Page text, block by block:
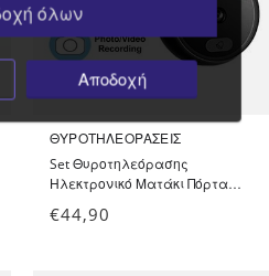
ΘΥΡΟΤΗΛΕΟΡΆΣΕΙΣ
Set Θυροτηλεόρασης
Ηλεκτρονικό Ματάκι Πόρτας
δυνατότητα εγγραφής Video
€44,90
όλων
Αποδοχή